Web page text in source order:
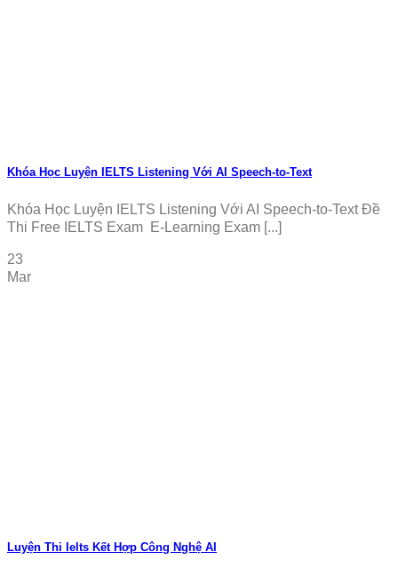
Khóa Học Luyện IELTS Listening Với AI Speech-to-Text
Khóa Học Luyện IELTS Listening Với AI Speech-to-Text Đề
Thi Free IELTS Exam E-Learning Exam [...]
23
Mar
Luyện Thi Ielts Kết Hợp Công Nghệ AI